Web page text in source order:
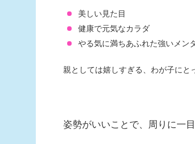
美しい見た目
健康で元気なカラダ
やる気に満ちあふれた強いメン
親としては嬉しすぎる、わが子にと
姿勢がいいことで、周りに一